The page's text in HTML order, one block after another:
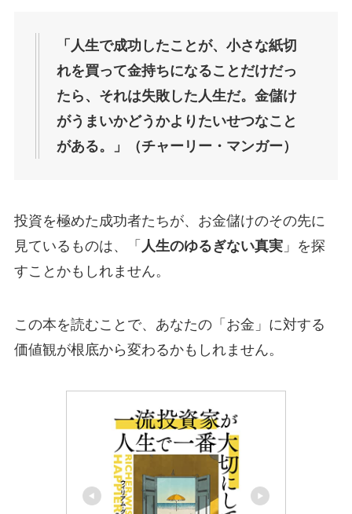
「人生で成功したことが、小さな紙切
れを買って金持ちになることだけだっ
たら、それは失敗した人生だ。金儲け
がうまいかどうかよりたいせつなこと
がある。」（チャーリー・マンガー）
投資を極めた成功者たちが、お金儲けのその先に
見ているものは、「 人生のゆるぎない真実」を探
すことかもしれません。
この本を読むことで、あなたの「お金」に対する
価値観が根底から変わるかもしれません。